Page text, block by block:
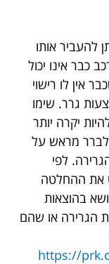
להעביר אותו
כבר אינו יכול
אין לו רישוי
גרר. שימו
יקרה יותר
לברר מראש על
לפי
את ההחלטה
בהוצאות
הגרירה או שהם
https://